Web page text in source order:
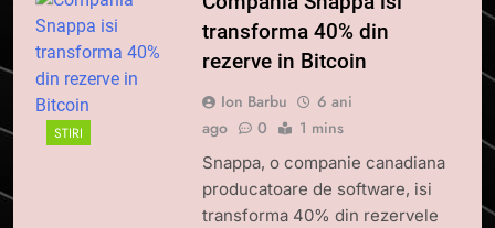
STIRI
transforma 40% din
rezerve in Bitcoin
Ion Barbu
6 ani
ago
0 1 mins
Snappa, o companie canadiana
producatoare de software, isi
transforma 40% din rezervele